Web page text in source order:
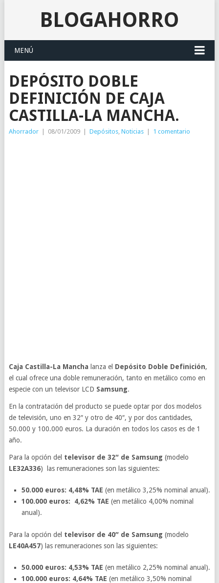
BLOGAHORRO
MENÚ
DEPÓSITO DOBLE
DEFINICIÓN DE CAJA
CASTILLA-LA MANCHA.
Ahorrador 08/01/2009 Depósitos, Noticias 1 comentario
Caja Castilla-La Mancha lanza el Depósito Doble Definición,
el cual ofrece una doble remuneración, tanto en metálico como en
especie con un televisor LCD Samsung.
En la contratación del producto se puede optar por dos modelos
de televisión, uno en 32″ y otro de 40″, y por dos cantidades,
50.000 y 100.000 euros. La duración en todos los casos es de 1
año.
Para la opción del televisor de 32″ de Samsung (modelo
LE32A336) las remuneraciones son las siguientes:
50.000 euros: 4,48% TAE (en metálico 3,25% nominal anual).
100.000 euros: 4,62% TAE (en metálico 4,00% nominal
anual).
Para la opción del televisor de 40″ de Samsung (modelo
LE40A457) las remuneraciones son las siguientes:
50.000 euros: 4,53% TAE (en metálico 2,25% nominal anual).
100.000 euros: 4,64% TAE (en metálico 3,50% nominal